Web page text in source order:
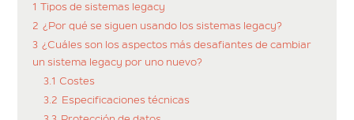
1 Tipos de sistemas legacy
2 ¿Por qué se siguen usando los sistemas legacy?
3 ¿Cuáles son los aspectos más desafiantes de cambiar
un sistema legacy por uno nuevo?
3.1 Costes
3.2 Especificaciones técnicas